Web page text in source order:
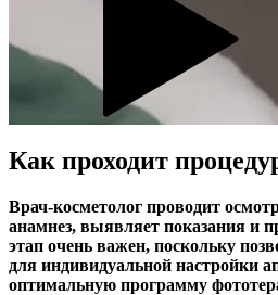
Как проходит
Врач-косметолог проводит
анамнез, выявляет показания и
этап очень важен, поскольку
для индивидуальной настройки
оптимальную программу